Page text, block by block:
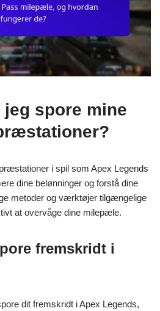
spore mine
i spil som Apex Legends
dine belønninger og forstå dine
metoder og værktøjer tilgængelige
at overvåge dine milepæle.
fremskridt i
dit fremskridt i Apex Legends,